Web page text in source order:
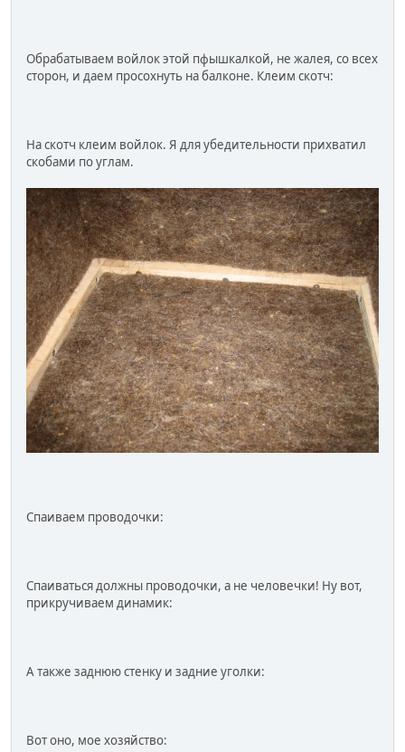
Обрабатываем войлок этой пфышкалкой, не жалея, со всех
сторон, и даем просохнуть на балконе. Клеим скотч:
На скотч клеим войлок. Я для убедительности прихватил
скобами по углам.
Спаиваем проводочки:
Спаиваться должны проводочки, а не человечки! Ну вот,
прикручиваем динамик:
А также заднюю стенку и задние уголки:
Вот оно, мое хозяйство: